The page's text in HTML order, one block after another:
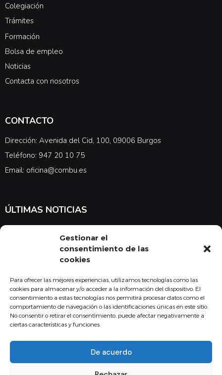
Gestionar el
consentimiento de las
cookies
Para ofrecer las mejores experiencias, utilizamos tecnologías como las
cookies para almacenar y/o acceder a la información del dispositivo. El
consentimiento a estas tecnologías nos permitirá procesar datos como el
comportamiento de navegación o las identificaciones únicas en este sitio.
No consentir o retirar el consentimiento, puede afectar negativamente a
ciertas características y funciones.
De acuerdo
Colegiación
Trámites
Formación
Bolsa de empleo
Noticias
Contacta con nosotros
CONTACTO
Dirección: Avenida del Cid, 100, 09006 Burgos
Teléfono: 947 20 10 75
Email: oficina@combu.es
ÚLTIMAS NOTICIAS
noticias en cuanto a medicina y el COMBU
Acepto la política de privacidad
Suscribirse
Copyright - 2024 Fundación Colegio Oficial de Médicos Burgos